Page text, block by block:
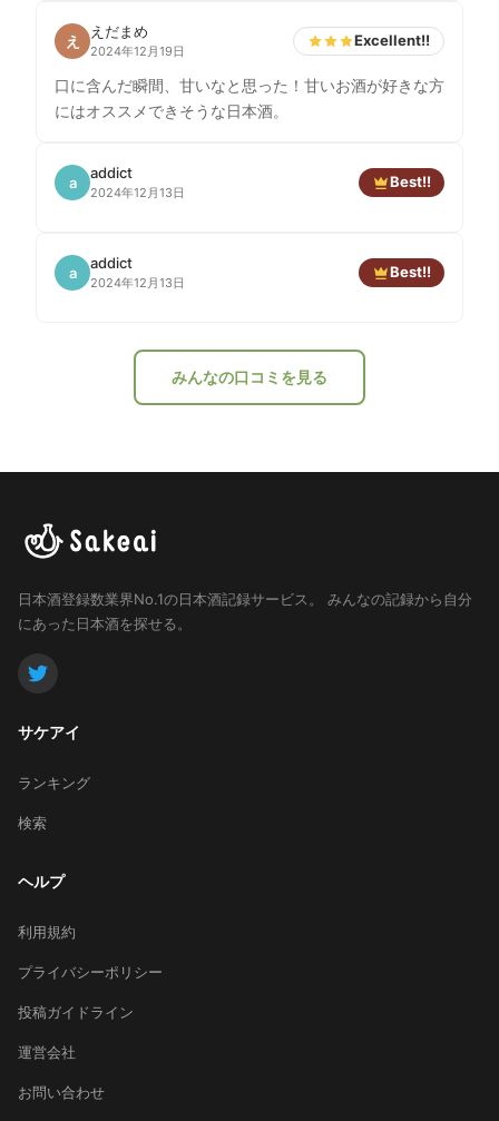
え
えだまめ
2024年12月19日
Excellent!!
口に含んだ瞬間、甘いなと思った！甘いお酒が好きな方
にはオススメできそうな日本酒。
a
addict
2024年12月13日
Best!!
a
addict
2024年12月13日
Best!!
みんなの口コミを見る
日本酒登録数業界No.1の日本酒記録サービス。
みんなの記録から自分
にあった日本酒を探せる。
サケアイ
ランキング
検索
ヘルプ
利用規約
プライバシーポリシー
投稿ガイドライン
運営会社
お問い合わせ